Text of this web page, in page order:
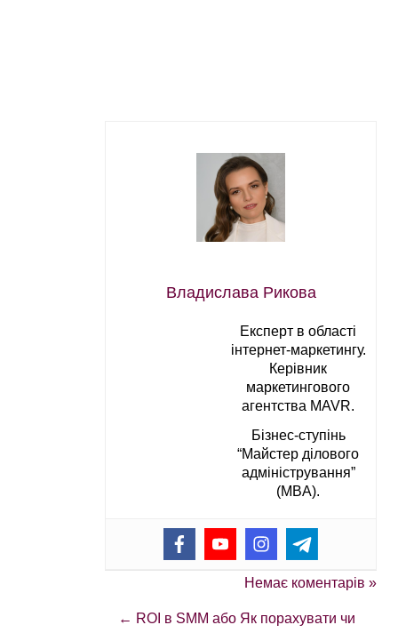
Владислава Рикова
Експерт в області
інтернет-маркетингу.
Керівник
маркетингового
агентства MAVR.
Бізнес-ступінь
“Майстер ділового
адміністрування”
(MBA).
Немає коментарів »
← ROI в SMM або Як порахувати чи